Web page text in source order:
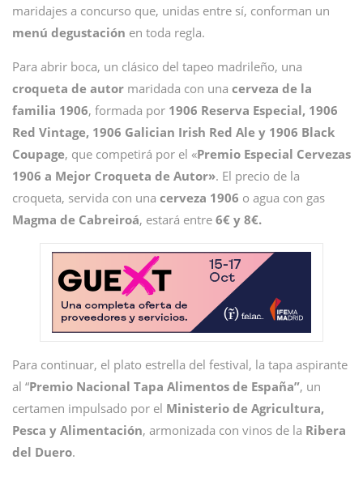
maridajes a concurso que, unidas entre sí, conforman un
menú degustación en toda regla.
Para abrir boca, un clásico del tapeo madrileño, una
croqueta de autor maridada con una cerveza de la
familia 1906, formada por 1906 Reserva Especial, 1906
Red Vintage, 1906 Galician Irish Red Ale y 1906 Black
Coupage, que competirá por el «Premio Especial Cervezas
1906 a Mejor Croqueta de Autor». El precio de la
croqueta, servida con una cerveza 1906 o agua con gas
Magma de Cabreiroá, estará entre 6€ y 8€.
Para continuar, el plato estrella del festival, la tapa aspirante
al “Premio Nacional Tapa Alimentos de España”, un
certamen impulsado por el Ministerio de Agricultura,
Pesca y Alimentación, armonizada con vinos de la Ribera
del Duero.